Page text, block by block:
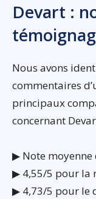
Devart :
Nous avons
commentaires
principaux
concernant
▶ Note moyenne
▶ 4,55/5 pour la
▶ 4,73/5 pour le